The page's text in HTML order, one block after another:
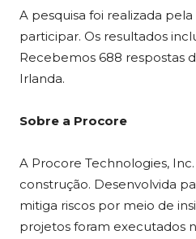
A pesquisa foi realizada
participar. Os resultados
Recebemos 688 respostas
Irlanda.
Sobre a Procore
A Procore Technologies,
construção. Desenvolvida
mitiga riscos por meio de
projetos foram executados